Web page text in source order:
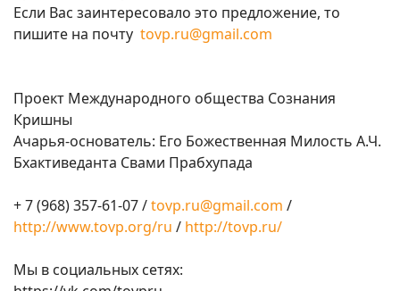
Если Вас заинтересовало это предложение, то
пишите на почту tovp.ru@gmail.com
Проект Международного общества Сознания
Кришны
Ачарья-основатель: Его Божественная Милость А.Ч.
Бхактиведанта Свами Прабхупада
+ 7 (968) 357-61-07 /tovp.ru@gmail.com /
http://www.tovp.org/ru / http://tovp.ru/
Мы в социальных сетях: